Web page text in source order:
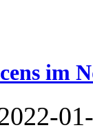
im